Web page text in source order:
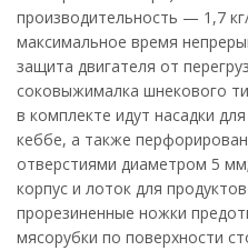
производительность — 1,7
максимальное время
защита двигателя от
соковыжималка шнекового
в комплекте идут насадки
кеббе, а также
отверстиями диаметром 5 мм;
корпус и лоток для
прорезиненные ножки
мясорубки по поверхности